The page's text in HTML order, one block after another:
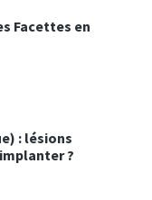
Facettes en
: lésions
?